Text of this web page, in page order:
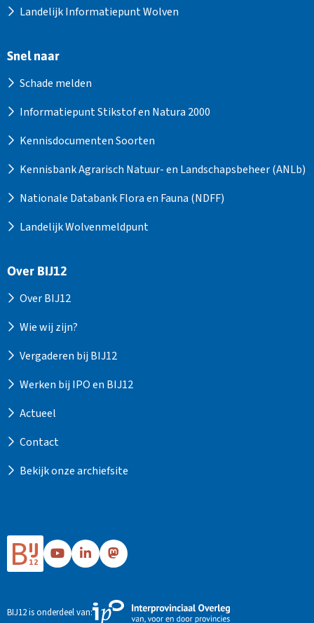
Landelijk Informatiepunt Wolven
Snel naar
Schade melden
Informatiepunt Stikstof en Natura 2000
Kennisdocumenten Soorten
Kennisbank Agrarisch Natuur- en Landschapsbeheer (ANLb)
Nationale Databank Flora en Fauna (NDFF)
Landelijk Wolvenmeldpunt
Over BIJ12
Over BIJ12
Wie wij zijn?
Vergaderen bij BIJ12
Werken bij IPO en BIJ12
Actueel
Contact
Bekijk onze archiefsite
Ga
naar
pagina
Ga
naar
LinkedIn
pagina
Ga
naar
Mastodon
pagina
BIJ12 is onderdeel van:
Externe